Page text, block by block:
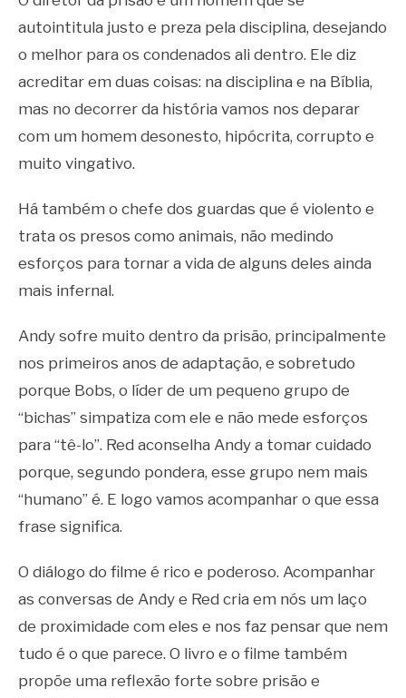
autointitula justo e preza pela disciplina, desejando
o melhor para os condenados ali dentro. Ele diz
acreditar em duas coisas: na disciplina e na Bíblia,
mas no decorrer da história vamos nos deparar
com um homem desonesto, hipócrita, corrupto e
muito vingativo.
Há também o chefe dos guardas que é violento e
trata os presos como animais, não medindo
esforços para tornar a vida de alguns deles ainda
mais infernal.
Andy sofre muito dentro da prisão, principalmente
nos primeiros anos de adaptação, e sobretudo
porque Bobs, o líder de um pequeno grupo de
“bichas” simpatiza com ele e não mede esforços
para “tê-lo”. Red aconselha Andy a tomar cuidado
porque, segundo pondera, esse grupo nem mais
“humano” é. E logo vamos acompanhar o que essa
frase significa.
O diálogo do filme é rico e poderoso. Acompanhar
as conversas de Andy e Red cria em nós um laço
de proximidade com eles e nos faz pensar que nem
tudo é o que parece. O livro e o filme também
propõe uma reflexão forte sobre prisão e